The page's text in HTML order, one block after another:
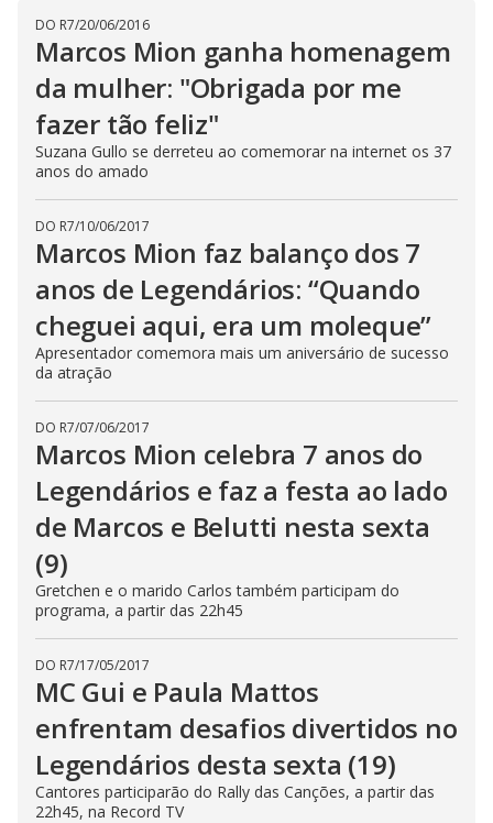
d
e
o
DO R7/20/06/2016
Marcos Mion ganha homenagem
da mulher: "Obrigada por me
fazer tão feliz"
Suzana Gullo se derreteu ao comemorar na internet os 37
anos do amado
DO R7/10/06/2017
Marcos Mion faz balanço dos 7
anos de Legendários: “Quando
cheguei aqui, era um moleque”
Apresentador comemora mais um aniversário de sucesso
da atração
DO R7/07/06/2017
Marcos Mion celebra 7 anos do
Legendários e faz a festa ao lado
de Marcos e Belutti nesta sexta
(9)
Gretchen e o marido Carlos também participam do
programa, a partir das 22h45
DO R7/17/05/2017
MC Gui e Paula Mattos
enfrentam desafios divertidos no
Legendários desta sexta (19)
Cantores participarão do Rally das Canções, a partir das
22h45, na Record TV